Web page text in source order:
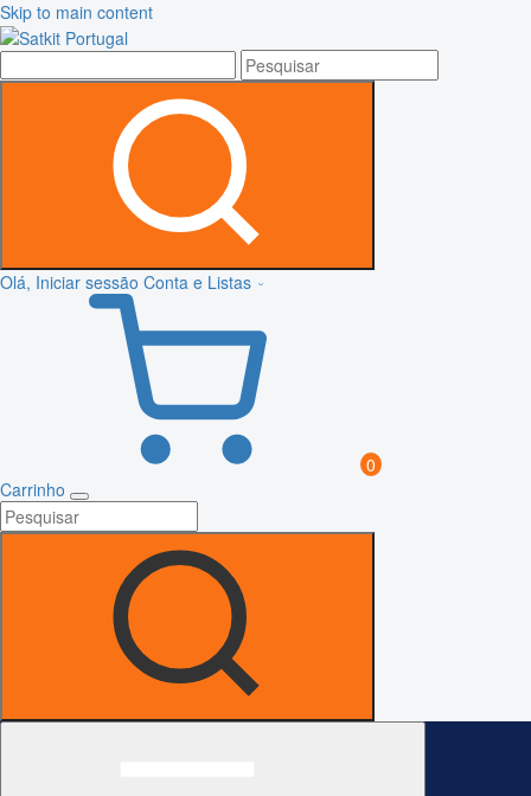
Skip to main content
Olá, Iniciar sessão Conta e Listas
0
Carrinho